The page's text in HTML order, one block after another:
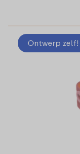
Ontwerp zelf!